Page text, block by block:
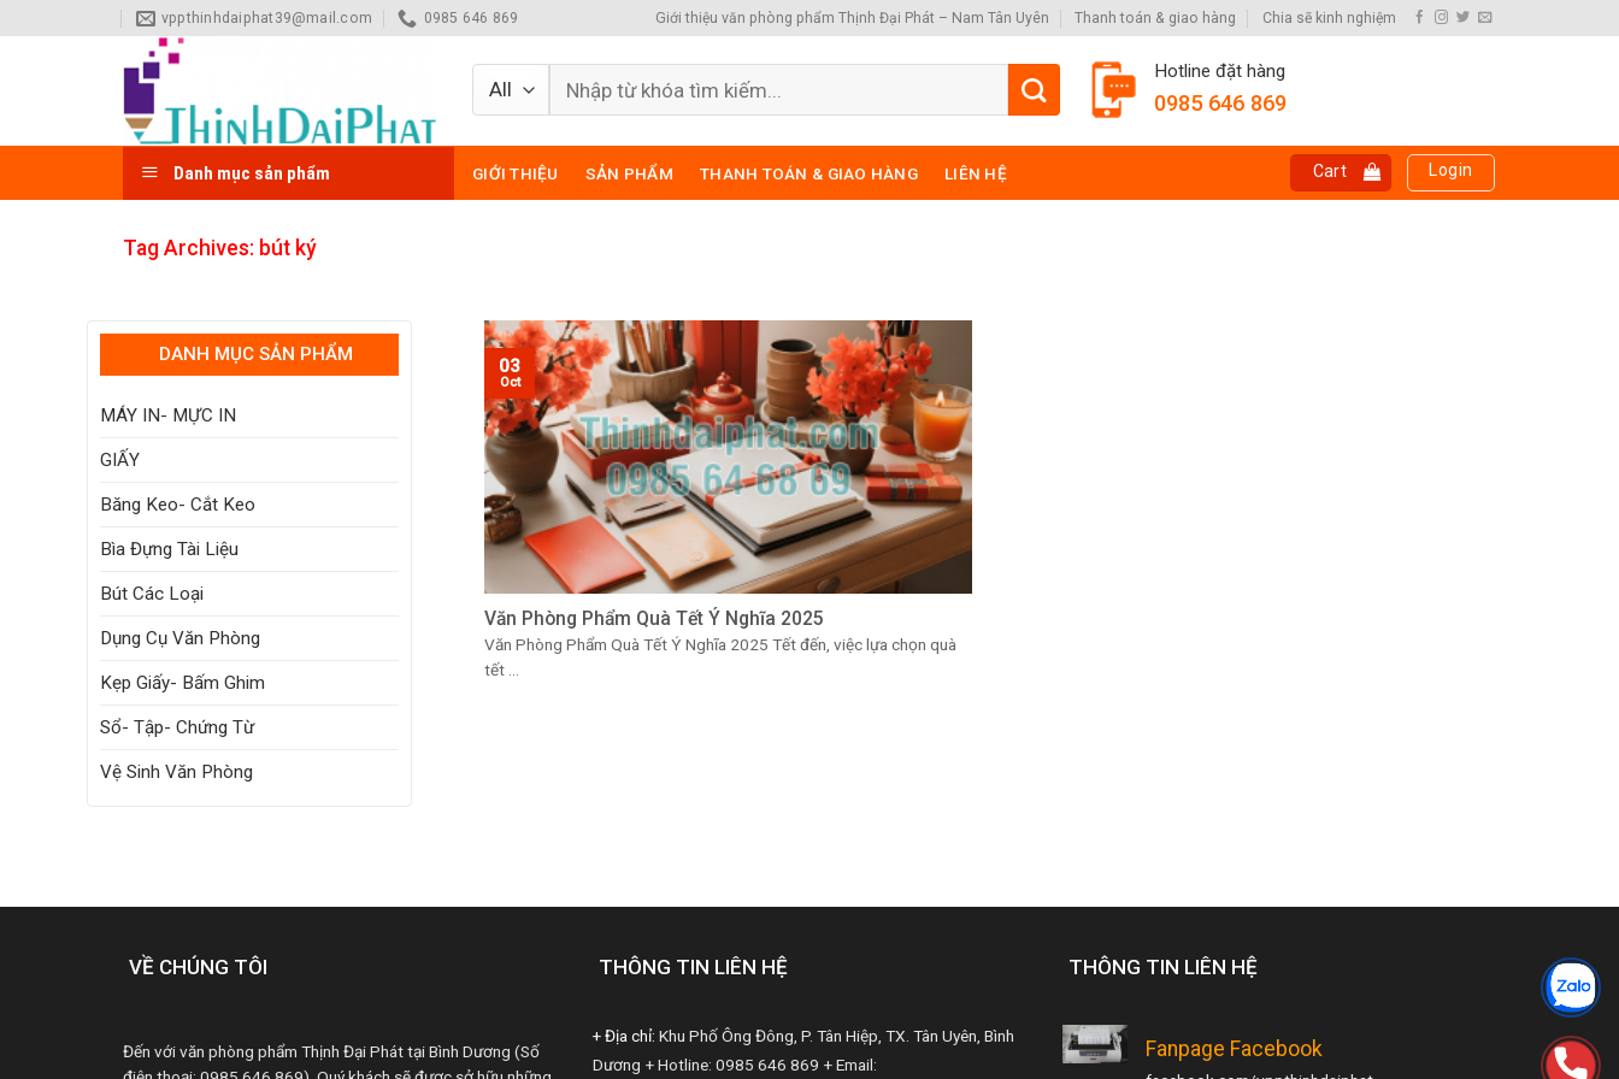
to
vppthinhdaiphat39@mail.com 0985 646 869 Giới thiệu văn phòng phẩm Thịnh Đại Phát – Nam Tân Uyên Thanh toán & giao hàng Chia sẽ kinh nghiệm
Search
Hotline đặt hàng
0985 646 869
Danh mục sản phẩm GIỚI THIỆU SẢN PHẨM THANH TOÁN & GIAO HÀNG LIÊN HỆ Cart Login
Tag Archives: bút ký
DANH MỤC SẢN PHẨM
MÁY IN- MỰC IN
GIẤY
Băng Keo- Cắt Keo
Bìa Đựng Tài Liệu
Bút Các Loại
Dụng Cụ Văn Phòng
Kẹp Giấy- Bấm Ghim
Sổ- Tập- Chứng Từ
Vệ Sinh Văn Phòng
Văn Phòng Phẩm Quà Tết Ý Nghĩa 2025
Văn Phòng Phẩm Quà Tết Ý Nghĩa 2025 Tết đến, việc lựa chọn quà
tết ...
03
Oct
VỀ CHÚNG TÔI
Đến với văn phòng phẩm Thịnh Đại Phát tại Bình Dương (Số
THÔNG TIN LIÊN HỆ
+ Địa chỉ: Khu Phố Ông Đông, P. Tân Hiệp, TX. Tân Uyên, Bình
Dương + Hotline: 0985 646 869 + Email:
THÔNG TIN LIÊN HỆ
Fanpage Facebook